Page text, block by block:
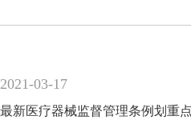
2021-03-17
最新医疗器械监督管理条例划重